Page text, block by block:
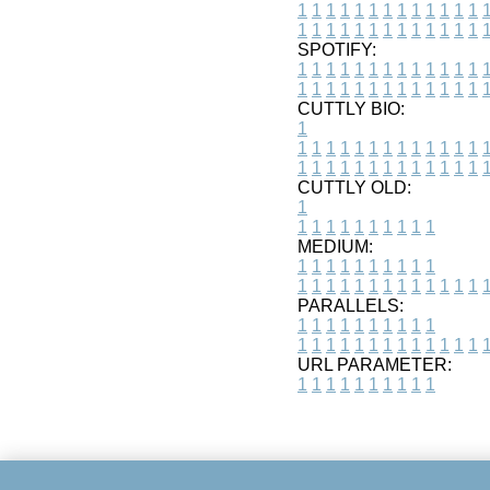
1 1 1 1 1 1 1 1 1 1 1 1 1 1
1 1 1 1 1 1 1 1 1 1 1 1 1 1
SPOTIFY:
1 1 1 1 1 1 1 1 1 1 1 1 1 1
1 1 1 1 1 1 1 1 1 1 1 1 1 1
CUTTLY BIO:
1
1 1 1 1 1 1 1 1 1 1 1 1 1 1
1 1 1 1 1 1 1 1 1 1 1 1 1 1
CUTTLY OLD:
1
1 1 1 1 1 1 1 1 1 1
MEDIUM:
1 1 1 1 1 1 1 1 1 1
1 1 1 1 1 1 1 1 1 1 1 1 1 1
PARALLELS:
1 1 1 1 1 1 1 1 1 1
1 1 1 1 1 1 1 1 1 1 1 1 1 1
URL PARAMETER:
1 1 1 1 1 1 1 1 1 1